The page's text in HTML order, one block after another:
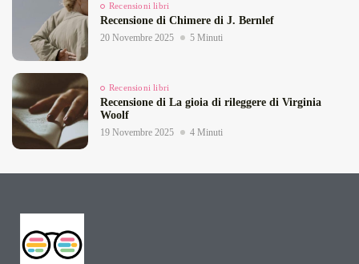
Recensioni libri
Recensione di Chimere di J. Bernlef
20 Novembre 2025 5 Minuti
Recensioni libri
Recensione di La gioia di rileggere di Virginia
Woolf
19 Novembre 2025 4 Minuti